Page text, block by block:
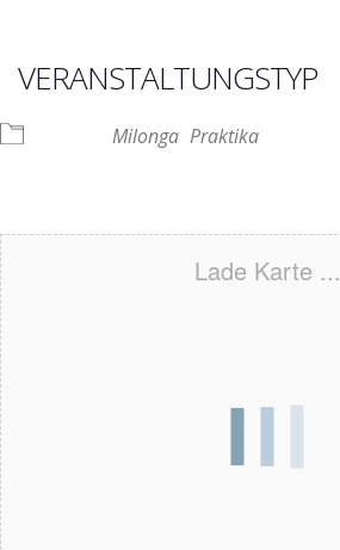
VERANSTALTUNGSTYP
Milonga Praktika
Lade Karte ...